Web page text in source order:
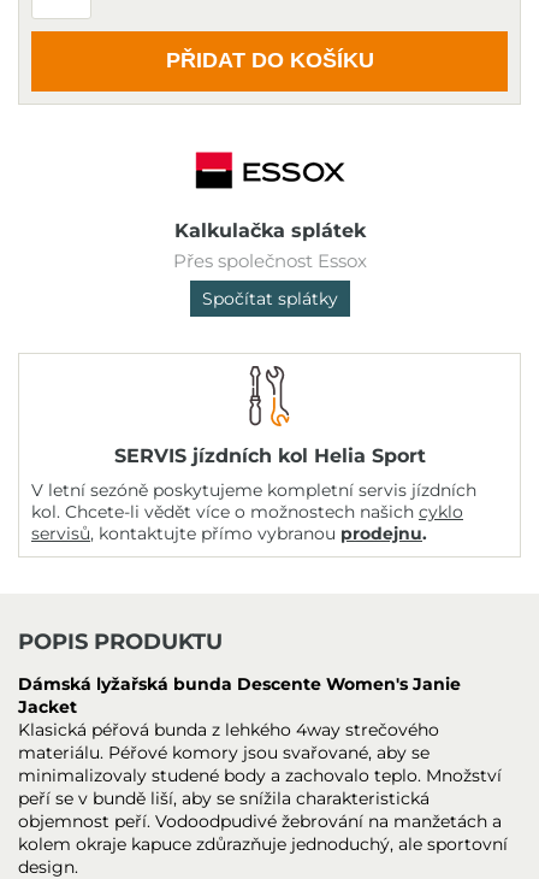
PŘIDAT DO KOŠÍKU
Kalkulačka splátek
Přes společnost Essox
Spočítat splátky
SERVIS jízdních kol Helia Sport
V letní sezóně poskytujeme kompletní servis jízdních
kol. Chcete-li vědět více o možnostech našich cyklo
servisů, kontaktujte přímo vybranou prodejnu.
POPIS PRODUKTU
Dámská lyžařská bunda Descente Women's Janie
Jacket
Klasická péřová bunda z lehkého 4way strečového
materiálu. Péřové komory jsou svařované, aby se
minimalizovaly studené body a zachovalo teplo. Množství
peří se v bundě liší, aby se snížila charakteristická
objemnost peří. Vodoodpudivé žebrování na manžetách a
kolem okraje kapuce zdůrazňuje jednoduchý, ale sportovní
design.